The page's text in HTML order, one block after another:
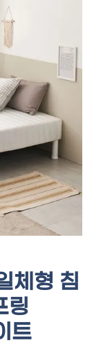
체형 침
링
트